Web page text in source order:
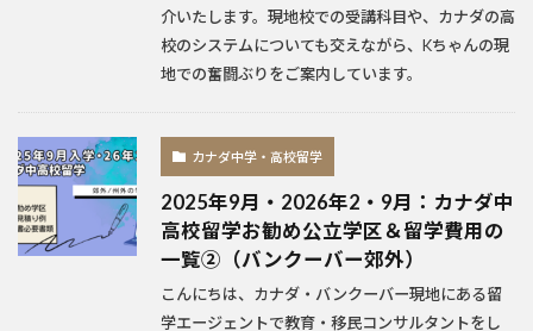
介いたします。現地校での受講科目や、カナダの高
校のシステムについても交えながら、Kちゃんの現
地での奮闘ぶりをご案内しています。
カナダ中学・高校留学
2025年9月・2026年2・9月：カナダ中
高校留学お勧め公立学区＆留学費用の
一覧②（バンクーバー郊外）
こんにちは、カナダ・バンクーバー現地にある留
学エージェントで教育・移民コンサルタントをし